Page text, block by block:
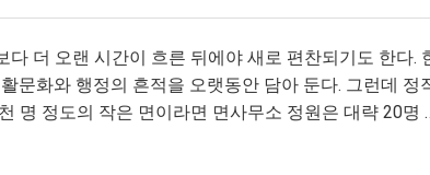
더 오랜 시간이 흐른 뒤에야 새로 편찬되기도 한다.
문화와 행정의 흔적을 오랫동안 담아 둔다. 그런데 정
명 정도의 작은 면이라면 면사무소 정원은 대략 20명